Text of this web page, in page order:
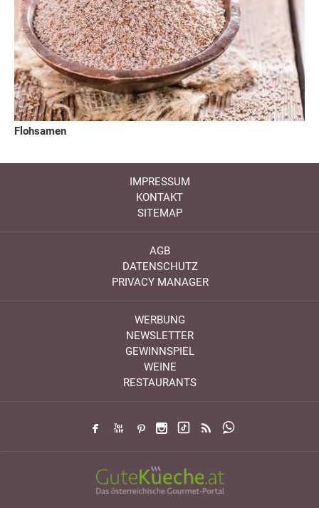
Flohsamen
IMPRESSUM
KONTAKT
SITEMAP
AGB
DATENSCHUTZ
PRIVACY MANAGER
WERBUNG
NEWSLETTER
GEWINNSPIEL
WEINE
RESTAURANTS